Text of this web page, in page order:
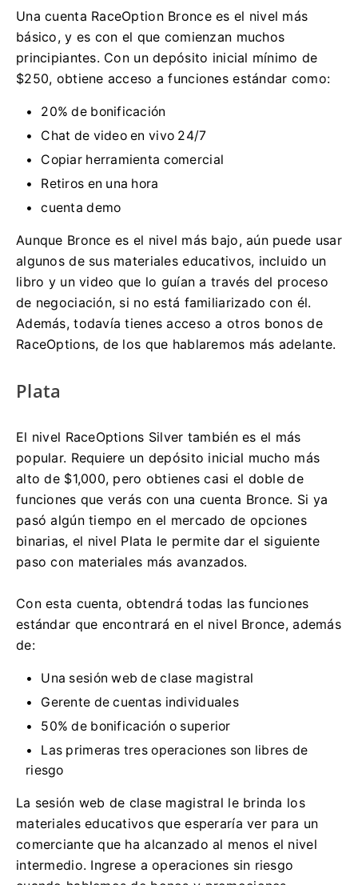
Una cuenta RaceOption Bronce es el nivel más
básico, y es con el que comienzan muchos
principiantes. Con un depósito inicial mínimo de
$250, obtiene acceso a funciones estándar como:
20% de bonificación
Chat de video en vivo 24/7
Copiar herramienta comercial
Retiros en una hora
cuenta demo
Aunque Bronce es el nivel más bajo, aún puede usar
algunos de sus materiales educativos, incluido un
libro y un video que lo guían a través del proceso
de negociación, si no está familiarizado con él.
Además, todavía tienes acceso a otros bonos de
RaceOptions, de los que hablaremos más adelante.
Plata
El nivel RaceOptions Silver también es el más
popular. Requiere un depósito inicial mucho más
alto de $1,000, pero obtienes casi el doble de
funciones que verás con una cuenta Bronce. Si ya
pasó algún tiempo en el mercado de opciones
binarias, el nivel Plata le permite dar el siguiente
paso con materiales más avanzados.
Con esta cuenta, obtendrá todas las funciones
estándar que encontrará en el nivel Bronce, además
de:
Una sesión web de clase magistral
Gerente de cuentas individuales
50% de bonificación o superior
Las primeras tres operaciones son libres de
riesgo
La sesión web de clase magistral le brinda los
materiales educativos que esperaría ver para un
comerciante que ha alcanzado al menos el nivel
intermedio. Ingrese a operaciones sin riesgo